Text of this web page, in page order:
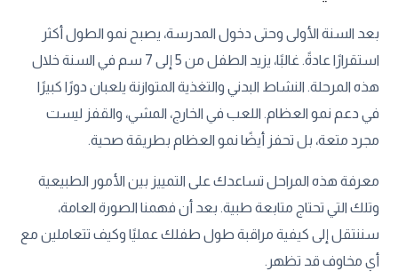
بعد السنة الأولى وحتى دخول المدرسة، يصبح نمو الطول أكثر
استقرارًا عادةً. غالبًا، يزيد الطفل من 5 إلى 7 سم في السنة خلال
هذه المرحلة. النشاط البدني والتغذية المتوازنة يلعبان دورًا كبيرًا
في دعم نمو العظام. اللعب في الخارج، المشي، والقفز ليست
مجرد متعة، بل تحفز أيضًا نمو العظام بطريقة صحية.
معرفة هذه المراحل تساعدك على التمييز بين الأمور الطبيعية
وتلك التي تحتاج متابعة طبية. بعد أن فهمنا الصورة العامة،
سننتقل إلى كيفية مراقبة طول طفلك عمليًا وكيف تتعاملين مع
أي مخاوف قد تظهر.